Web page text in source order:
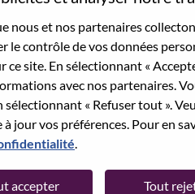
nous et nos partenaires
contrôle de vos données
site. En sélectionnant «
avec nos partenaires.
« Refuser tout ».
jour vos préférences. Pour en
accepter Tout